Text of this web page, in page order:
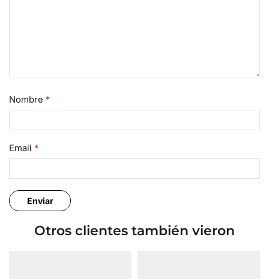
Nombre *
Email *
Otros clientes también vieron